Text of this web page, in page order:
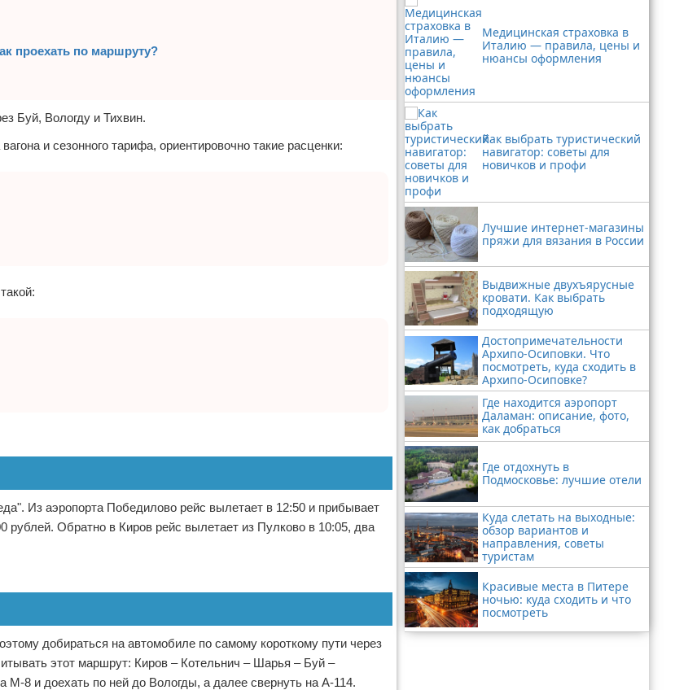
проехать по маршруту?
Буй, Вологду и Тихвин.
и сезонного тарифа, ориентировочно такие расценки:
Из аэропорта Победилово рейс вылетает в 12:50 и прибывает
рублей. Обратно в Киров рейс вылетает из Пулково в 10:05, два
добираться на автомобиле по самому короткому пути через
этот маршрут: Киров – Котельнич – Шарья – Буй –
М-8 и доехать по ней до Вологды, а далее свернуть на А-114.
Медицинская страховка в
Италию — правила, цены и
нюансы оформления
Как выбрать туристический
навигатор: советы для
новичков и профи
Лучшие интернет-магазины
пряжи для вязания в России
Выдвижные двухъярусные
кровати. Как выбрать
подходящую
Достопримечательности
Архипо-Осиповки. Что
посмотреть, куда сходить в
Архипо-Осиповке?
Где находится аэропорт
Даламан: описание, фото,
как добраться
Где отдохнуть в
Подмосковье: лучшие отели
Куда слетать на выходные:
обзор вариантов и
направления, советы
туристам
Красивые места в Питере
ночью: куда сходить и что
посмотреть